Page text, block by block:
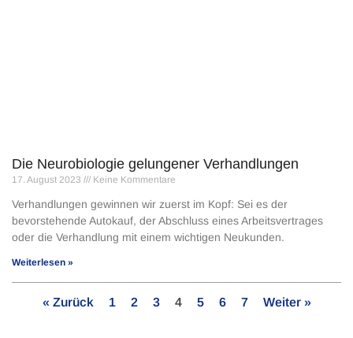
Die Neurobiologie gelungener Verhandlungen
17. August 2023 Keine Kommentare
Verhandlungen gewinnen wir zuerst im Kopf: Sei es der
bevorstehende Autokauf, der Abschluss eines Arbeitsver­trages
oder die Verhandlung mit einem wichti­gen Neukunden.
Weiterlesen »
« Zurück 1 2 3 4 5 6 7 Weiter »